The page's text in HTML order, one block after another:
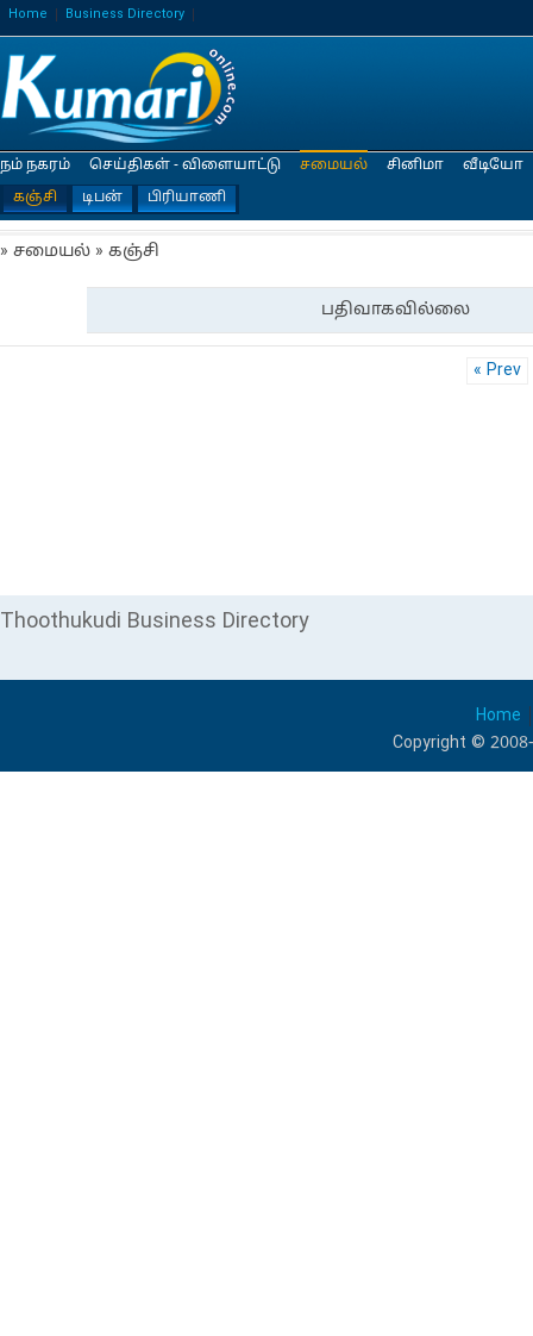
Home Business Directory
நம் நகரம் செய்திகள் - விளையாட்டு
சமையல்
கஞ்சி
டிபன் பிரியாணி
சினிமா வீடியோ
» சமையல் » கஞ்சி
பதிவாகவில்லை
« Prev
Thoothukudi Business Directory
Home
Copyright ©